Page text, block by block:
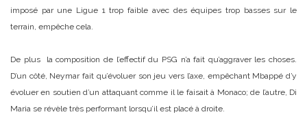
imposé par une Ligue 1 trop faible avec des équipes trop basses sur le
terrain, empêche cela.
De plus la composition de l’effectif du PSG n’a fait qu’aggraver les choses.
D’un côté, Neymar fait qu’évoluer son jeu vers l’axe, empêchant Mbappé d’y
évoluer en soutien d’un attaquant comme il le faisait à Monaco; de l’autre, Di
Maria se révèle très performant lorsqu’il est placé à droite.